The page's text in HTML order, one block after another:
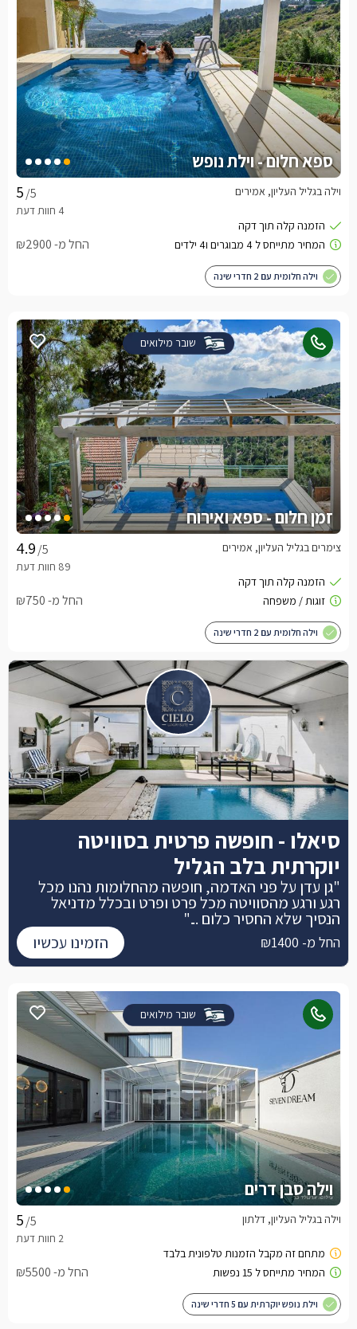
ספא חלום - וילת נופש
/5 וילה בגליל העליון, אמירים
החל מ- ₪2900
וילה חלומית עם 2 חדרי שינה
שובר מילואים
זמן חלום - ספא ואירוח
/5 צימרים בגליל העליון, אמירים
החל מ- ₪750
וילה חלומית עם 2 חדרי שינה
שובר מילואים
וילה סבן דרים
/5 וילה בגליל העליון, דלתון
החל מ- ₪5500
וילת נופש יוקרתית עם 5 חדרי שינה
סיאלו - חופשה פרטית בסוויטה
יוקרתית בלב הגליל
"גן עדן על פני האדמה, חופשה מהחלומות נהנו מכל
רגע ורגע מהסוויטה מכל פרט ופרט ובכלל מדניאל
הנסיך שלא החסיר כלום ..."
החל מ- ₪1400 הזמינו עכשיו